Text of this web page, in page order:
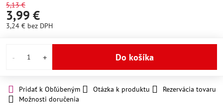
5,13 €
3,99 €
3,24 € bez DPH
Do košíka
Pridať k Obľúbeným Otázka k produktu
Rezervácia tovaru
Možnosti doručenia